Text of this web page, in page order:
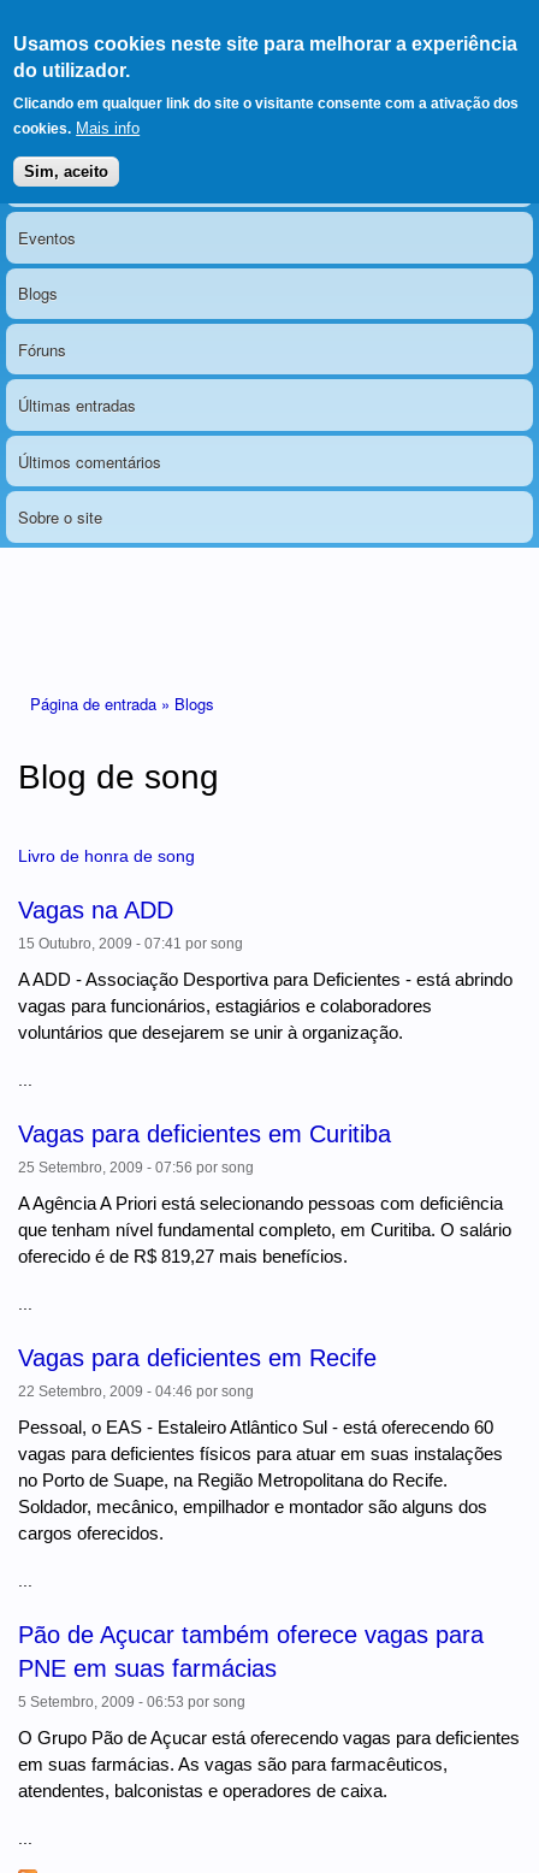
Usamos cookies neste site para melhorar a experiência
do utilizador.
Clicando em qualquer link do site o visitante consente com a ativação dos
cookies. Mais info
Sim, aceito
LERPARAVER , ir para a
página principal
O portal da visão diferente
Menu principal
Notícias
Eventos
Blogs
Fóruns
Últimas entradas
Últimos comentários
Sobre o site
Página de entrada » Blogs
Blog de song
Livro de honra de song
Vagas na ADD
15 Outubro, 2009 - 07:41 por song
A ADD - Associação Desportiva para Deficientes - está abrindo
vagas para funcionários, estagiários e colaboradores
voluntários que desejarem se unir à organização.
Vagas para deficientes em Curitiba
25 Setembro, 2009 - 07:56 por song
A Agência A Priori está selecionando pessoas com deficiência
que tenham nível fundamental completo, em Curitiba. O salário
oferecido é de R$ 819,27 mais benefícios.
Vagas para deficientes em Recife
22 Setembro, 2009 - 04:46 por song
Pessoal, o EAS - Estaleiro Atlântico Sul - está oferecendo 60
vagas para deficientes físicos para atuar em suas instalações
no Porto de Suape, na Região Metropolitana do Recife.
Soldador, mecânico, empilhador e montador são alguns dos
cargos oferecidos.
Pão de Açucar também oferece vagas para
PNE em suas farmácias
5 Setembro, 2009 - 06:53 por song
O Grupo Pão de Açucar está oferecendo vagas para deficientes
em suas farmácias. As vagas são para farmacêuticos,
atendentes, balconistas e operadores de caixa.